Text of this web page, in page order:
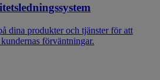
dina produkter och tjänster för att
förväntningar.